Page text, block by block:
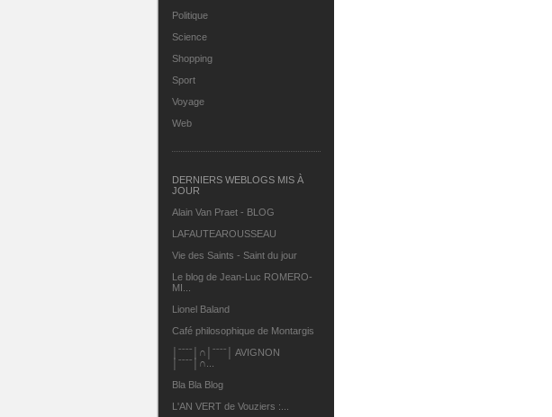
Politique
Science
Shopping
Sport
Voyage
Web
DERNIERS WEBLOGS MIS À
JOUR
Alain Van Praet - BLOG
LAFAUTEAROUSSEAU
Vie des Saints - Saint du jour
Le blog de Jean-Luc ROMERO-
MI...
Lionel Baland
Café philosophique de Montargis
│ˉˉˉˉ│∩│ˉˉˉˉ│ AVIGNON
│ˉˉˉˉ│∩...
Bla Bla Blog
L'AN VERT de Vouziers :...